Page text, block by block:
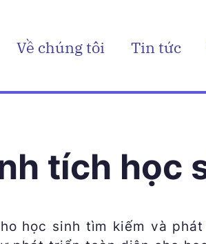
Về chúng tôi Tin tức
tích học
học sinh tìm kiếm và